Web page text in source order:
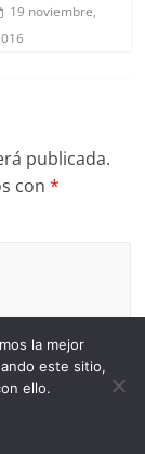
19 noviembre,
publicada.
con*
la mejor
este sitio,
ello.